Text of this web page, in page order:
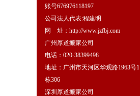
账号676976118197
公司法人代表:程建明
网 址：http://www.jzfbj.com
广州厚道搬家公司
电话：020-38399498
地址：广州市天河区华观路1963号1
栋306
深圳厚道搬家公司